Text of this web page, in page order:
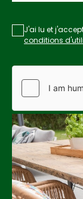
J'ai lu et
conditions